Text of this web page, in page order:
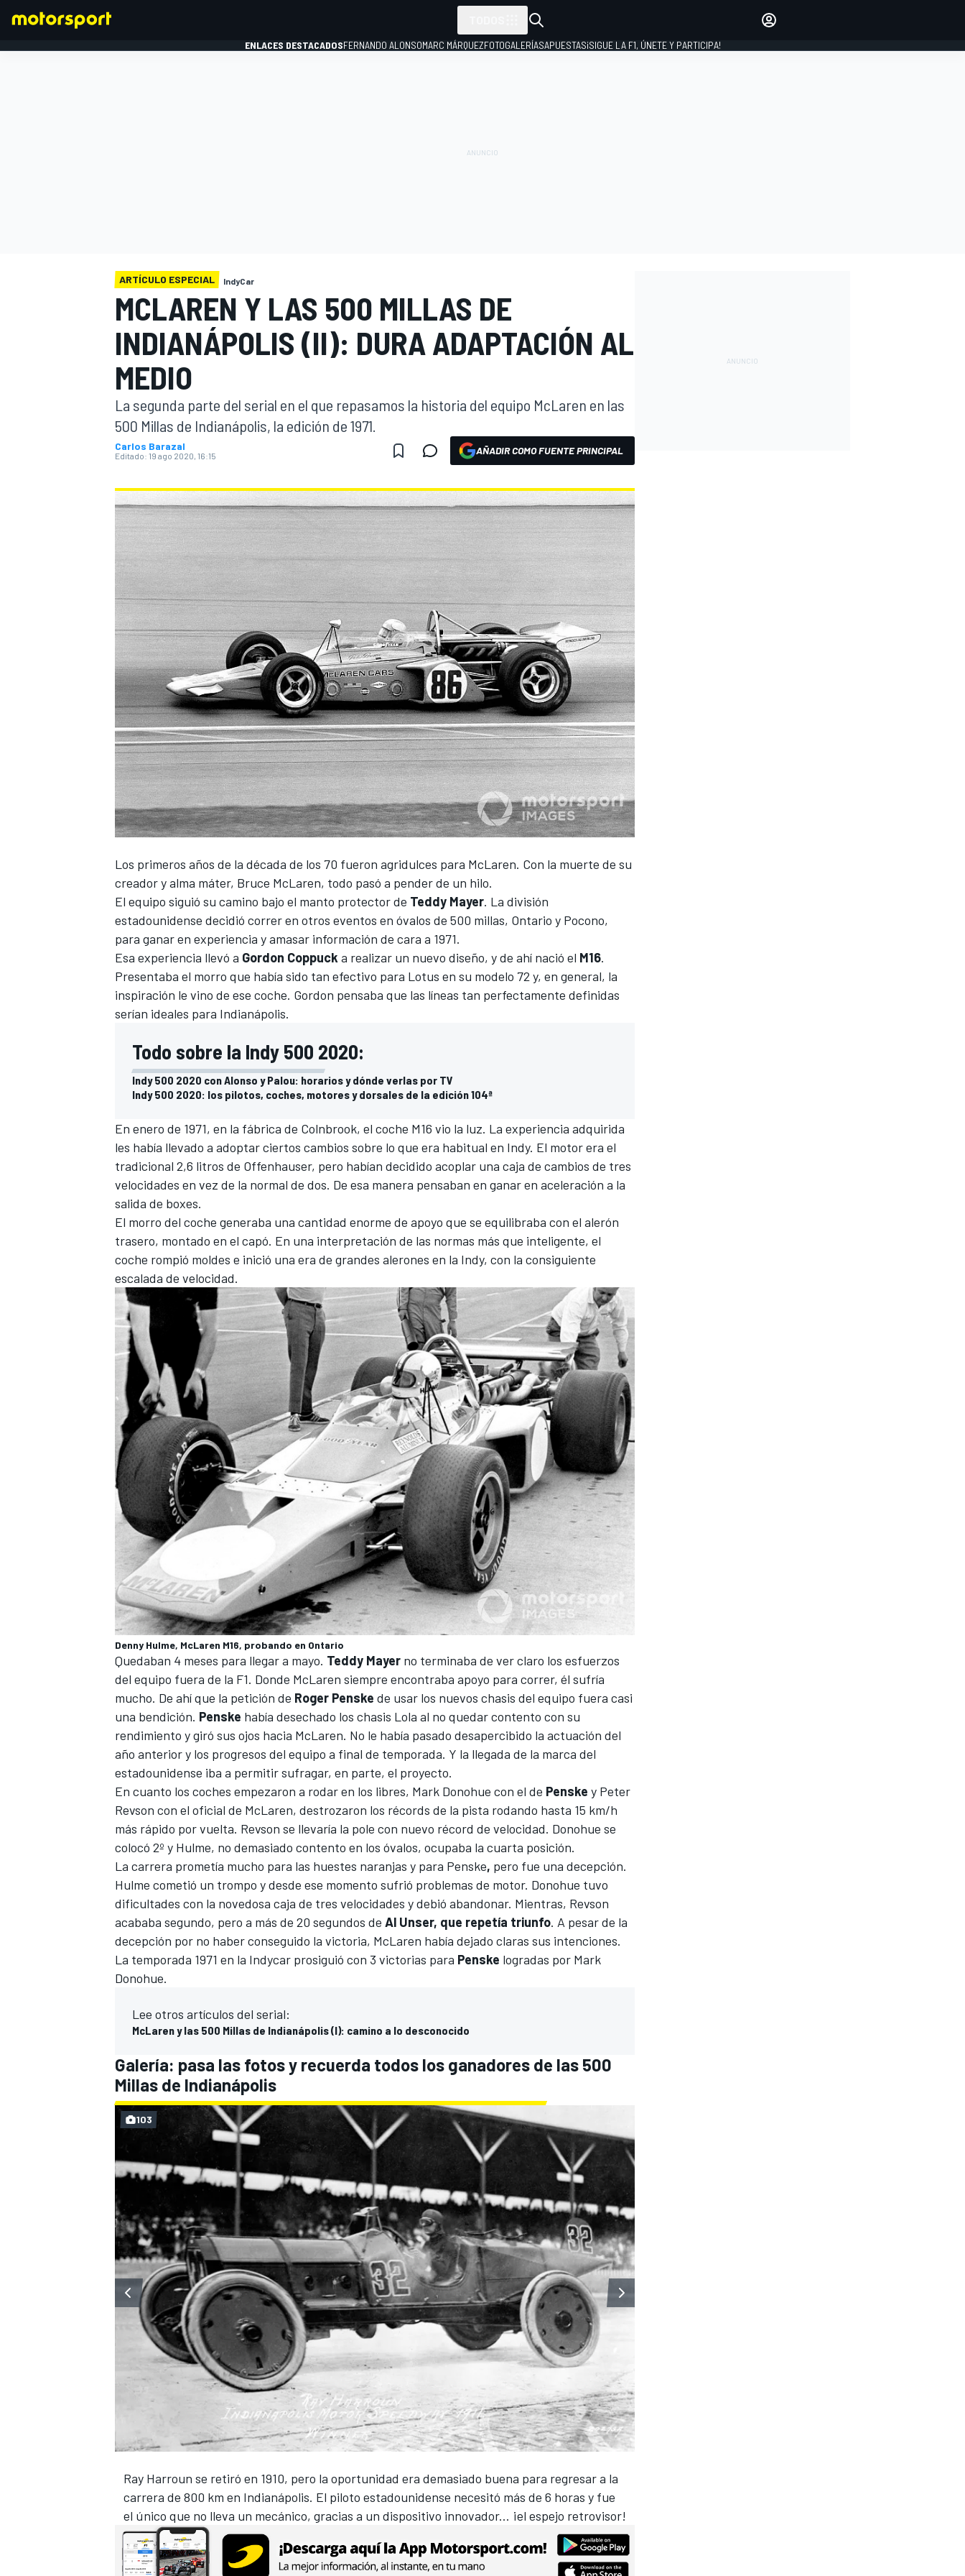
WEC FÓRMULA E
MÁS CATEGORÍAS
ENLACES DESTACADOSFERNANDO ALONSOMARC MÁRQUEZFOTOGALERÍASAPUESTAS¡SIGUE LA F1, ÚNETE Y PARTICIPA!
ARTÍCULO ESPECIAL IndyCar
MCLAREN Y LAS 500 MILLAS DE
INDIANÁPOLIS (II): DURA ADAPTACIÓN AL
MEDIO
La segunda parte del serial en el que repasamos la historia del equipo McLaren en las
500 Millas de Indianápolis, la edición de 1971.
Carlos Barazal
Editado: 19 ago 2020, 16:15 AÑADIR COMO FUENTE PRINCIPAL
Los primeros años de la década de los 70 fueron agridulces para McLaren. Con la muerte de su
creador y alma máter, Bruce McLaren, todo pasó a pender de un hilo.
El equipo siguió su camino bajo el manto protector de Teddy Mayer. La división
estadounidense decidió correr en otros eventos en óvalos de 500 millas, Ontario y Pocono,
para ganar en experiencia y amasar información de cara a 1971.
Esa experiencia llevó a Gordon Coppuck a realizar un nuevo diseño, y de ahí nació el M16.
Presentaba el morro que había sido tan efectivo para Lotus en su modelo 72 y, en general, la
inspiración le vino de ese coche. Gordon pensaba que las líneas tan perfectamente definidas
serían ideales para Indianápolis.
Todo sobre la Indy 500 2020:
Indy 500 2020 con Alonso y Palou: horarios y dónde verlas por TV
Indy 500 2020: los pilotos, coches, motores y dorsales de la edición 104ª
En enero de 1971, en la fábrica de Colnbrook, el coche M16 vio la luz. La experiencia adquirida
les había llevado a adoptar ciertos cambios sobre lo que era habitual en Indy. El motor era el
tradicional 2,6 litros de Offenhauser, pero habían decidido acoplar una caja de cambios de tres
velocidades en vez de la normal de dos. De esa manera pensaban en ganar en aceleración a la
salida de boxes.
El morro del coche generaba una cantidad enorme de apoyo que se equilibraba con el alerón
trasero, montado en el capó. En una interpretación de las normas más que inteligente, el
coche rompió moldes e inició una era de grandes alerones en la Indy, con la consiguiente
escalada de velocidad.
Denny Hulme, McLaren M16, probando en Ontario
Quedaban 4 meses para llegar a mayo. Teddy Mayer no terminaba de ver claro los esfuerzos
del equipo fuera de la F1. Donde McLaren siempre encontraba apoyo para correr, él sufría
mucho. De ahí que la petición de Roger Penske de usar los nuevos chasis del equipo fuera casi
una bendición. Penske había desechado los chasis Lola al no quedar contento con su
rendimiento y giró sus ojos hacia McLaren. No le había pasado desapercibido la actuación del
año anterior y los progresos del equipo a final de temporada. Y la llegada de la marca del
estadounidense iba a permitir sufragar, en parte, el proyecto.
En cuanto los coches empezaron a rodar en los libres, Mark Donohue con el de Penske y Peter
Revson con el oficial de McLaren, destrozaron los récords de la pista rodando hasta 15 km/h
más rápido por vuelta. Revson se llevaría la pole con nuevo récord de velocidad. Donohue se
colocó 2º y Hulme, no demasiado contento en los óvalos, ocupaba la cuarta posición.
La carrera prometía mucho para las huestes naranjas y para Penske, pero fue una decepción.
Hulme cometió un trompo y desde ese momento sufrió problemas de motor. Donohue tuvo
dificultades con la novedosa caja de tres velocidades y debió abandonar. Mientras, Revson
acababa segundo, pero a más de 20 segundos de Al Unser, que repetía triunfo. A pesar de la
decepción por no haber conseguido la victoria, McLaren había dejado claras sus intenciones.
La temporada 1971 en la Indycar prosiguió con 3 victorias para Penske logradas por Mark
Donohue.
Lee otros artículos del serial:
McLaren y las 500 Millas de Indianápolis (I): camino a lo desconocido
Galería: pasa las fotos y recuerda todos los ganadores de las 500
Millas de Indianápolis
Ray Harroun se retiró en 1910, pero la oportunidad era demasiado buena para regresar a la
carrera de 800 km en Indianápolis. El piloto estadounidense necesitó más de 6 horas y fue
el único que no lleva un mecánico, gracias a un dispositivo innovador... ¡el espejo retrovisor!
103